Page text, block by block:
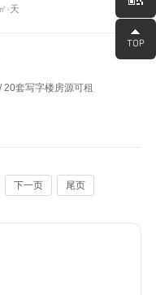
·天
20套写字楼房源可租
下一页 尾页